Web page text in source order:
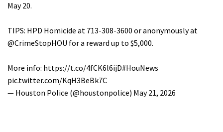
May 20.
TIPS: HPD Homicide at 713-308-3600 or anonymously at
@CrimeStopHOU for a reward up to $5,000.
More info: https://t.co/4fCK6l6ijD#HouNews
pic.twitter.com/KqH3BeBk7C
— Houston Police (@houstonpolice) May 21, 2026